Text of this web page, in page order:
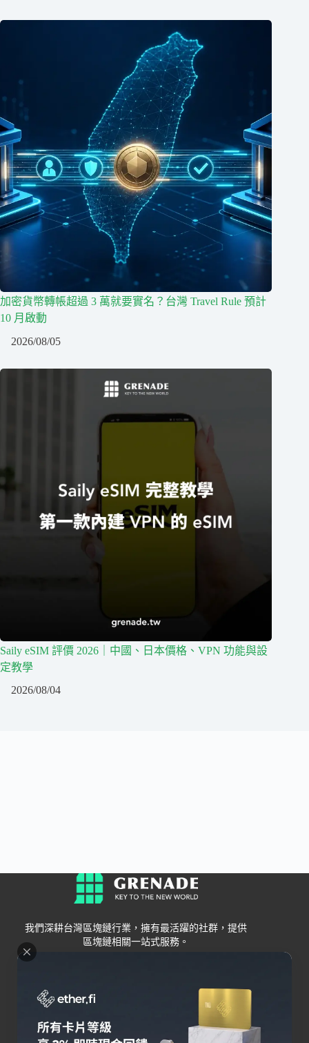
加密貨幣轉帳超過 3 萬就要實名？台灣 Travel Rule 預計
10 月啟動
2026/08/05
Saily eSIM 評價 2026｜中國、日本價格、VPN 功能與設
定教學
2026/08/04
我們深耕台灣區塊鏈行業，擁有最活躍的社群，提供
區塊鏈相關一站式服務。
Grenade
關於我們
聯絡我們
錢包
交易所
Bybit